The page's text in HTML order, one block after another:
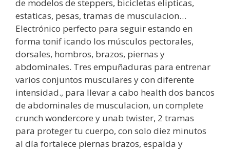
de modelos de steppers, bicicletas elipticas,
estaticas, pesas, tramas de musculacion…
Electrónico perfecto para seguir estando en
forma tonif icando los músculos pectorales,
dorsales, hombros, brazos, piernas y
abdominales. Tres empuñaduras para entrenar
varios conjuntos musculares y con diferente
intensidad., para llevar a cabo health dos bancos
de abdominales de musculacion, un complete
crunch wondercore y unab twister, 2 tramas
para proteger tu cuerpo, con solo diez minutos
al día fortalece piernas brazos, espalda y